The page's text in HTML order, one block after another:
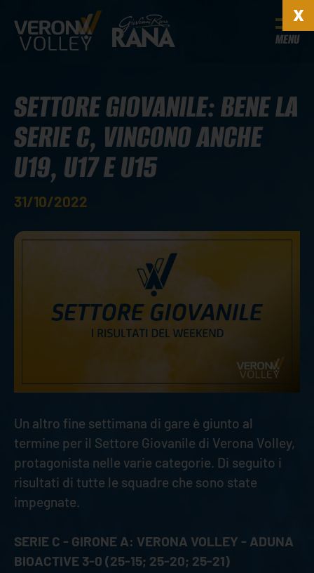
MENU
SETTORE GIOVANILE: BENE LA
SERIE C, VINCONO ANCHE
U19, U17 E U15
31/10/2022
Un altro fine settimana di gare è giunto al
termine per il Settore Giovanile di Verona Volley,
protagonista nelle varie categorie. Di seguito i
risultati di tutte le squadre che sono state
impegnate.
SERIE C - GIRONE A: VERONA VOLLEY - ADUNA
BIOACTIVE 3-0 (25-15; 25-20; 25-21)